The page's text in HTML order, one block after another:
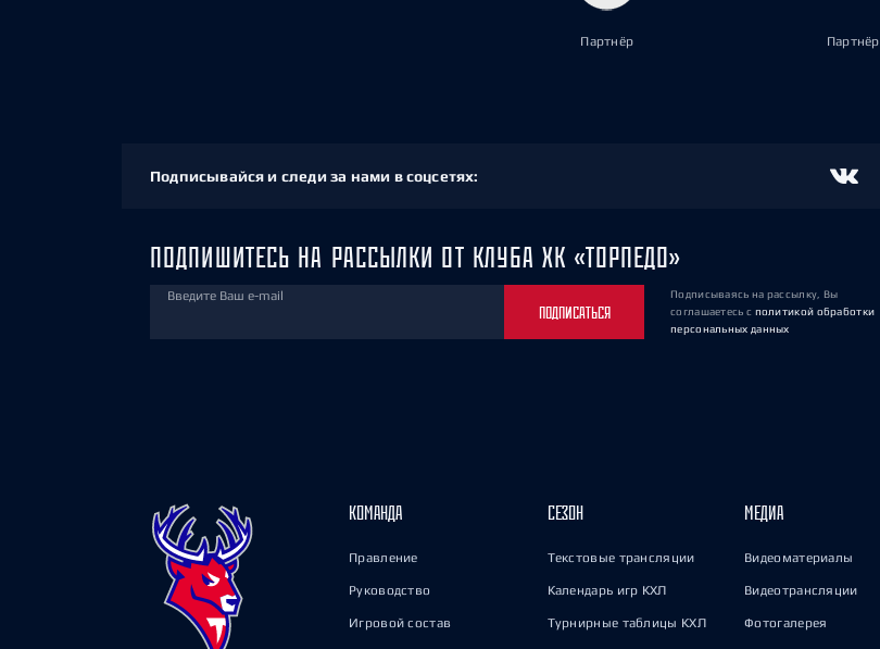
Партнёр Партнёр
Подписывайся и следи за нами в соцсетях:
ПОДПИШИТЕСЬ НА РАССЫЛКИ ОТ КЛУБА ХК «ТОРПЕДО»
Введите Ваш e-mail
ПОДПИСАТЬСЯ
Подписываясь на рассылку, Вы
соглашаетесь с политикой обработки
персональных данных
КОМАНДА
Правление
Руководство
Игровой состав
СЕЗОН
Текстовые трансляции
Календарь игр КХЛ
Турнирные таблицы КХЛ
МЕДИА
Видеоматериалы
Видеотрансляции
Фотогалерея